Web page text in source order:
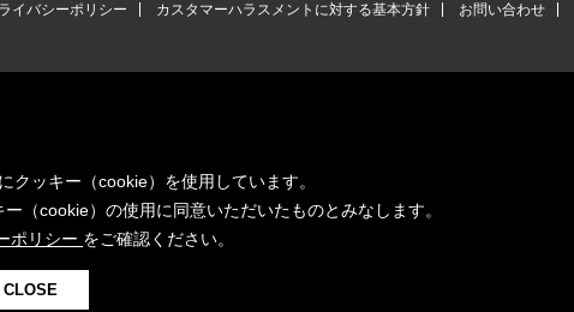
イバシーポリシー カスタマーハラスメントに対する基本方針
お問い合わせ
クッキー（cookie）を使用しています。
（cookie）の使用に同意いただいたものとみなします。
ポリシー をご確認ください。
CLOSE